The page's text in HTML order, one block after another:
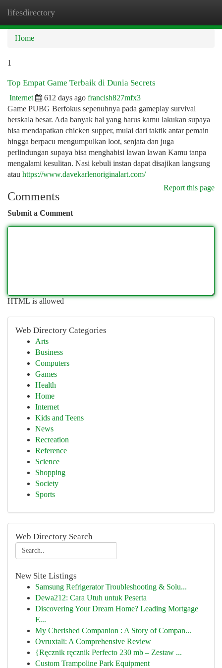
lifesdirectory
Home
1
Top Empat Game Terbaik di Dunia Secrets
Internet 612 days ago francish827mfx3
Game PUBG Berfokus sepenuhnya pada gameplay survival
berskala besar. Ada banyak hal yang harus kamu lakukan supaya
bisa mendapatkan chicken supper, mulai dari taktik antar pemain
hingga berpacu mengumpulkan loot, senjata dan juga
perlindungan supaya bisa menghabisi lawan lawan Kamu tanpa
mengalami kesulitan. Nasi kebuli instan dapat disajikan langsung
atau https://www.davekarlenoriginalart.com/
Report this page
Comments
Submit a Comment
HTML is allowed
Web Directory Categories
Arts
Business
Computers
Games
Health
Home
Internet
Kids and Teens
News
Recreation
Reference
Science
Shopping
Society
Sports
Web Directory Search
New Site Listings
Samsung Refrigerator Troubleshooting & Solu...
Dewa212: Cara Utuh untuk Peserta
Discovering Your Dream Home? Leading Mortgage
E...
My Cherished Companion : A Story of Compan...
Ovruxtali: A Comprehensive Review
{Ręcznik ręcznik Perfecto 230 mb – Zestaw ...
Custom Trampoline Park Equipment